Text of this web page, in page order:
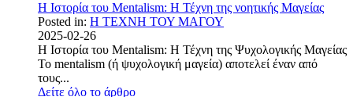
Η Ιστορία του Mentalism: Η Τέχνη της νοητικής Μαγείας
Posted in: Η ΤΕΧΝΗ ΤΟΥ ΜΑΓΟΥ
2025-02-26
Η Ιστορία του Mentalism: Η Τέχνη της Ψυχολογικής Μαγείας
Το mentalism (ή ψυχολογική μαγεία) αποτελεί έναν από
τους...
Δείτε όλο το άρθρο